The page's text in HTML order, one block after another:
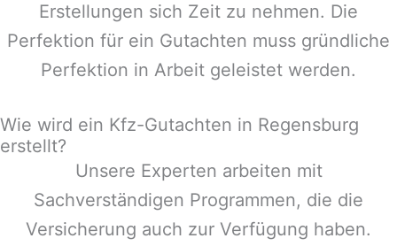
Erstellungen sich Zeit zu nehmen. Die
Perfektion für ein Gutachten muss gründliche
Perfektion in Arbeit geleistet werden.
Wie wird ein Kfz-Gutachten in Regensburg
erstellt?
Unsere Experten arbeiten mit
Sachverständigen Programmen, die die
Versicherung auch zur Verfügung haben.